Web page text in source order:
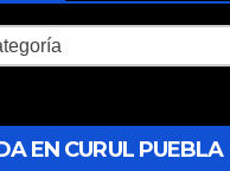
EN CURUL PUEBLA